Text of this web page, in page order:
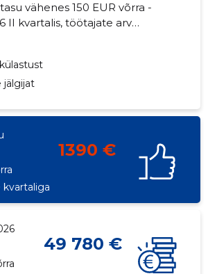
vähenes 150 EUR võrra -
II kvartalis, töötajate arv
1390 €
kvartaliga
49 780 €